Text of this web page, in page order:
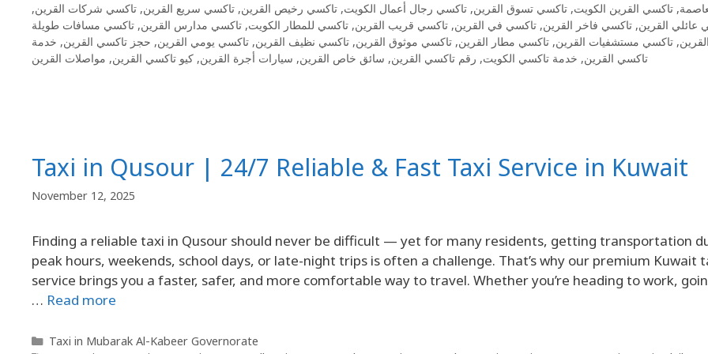
, تاكسي القرين الكويت, تاكسي تسوق القرين, تاكسي رجال أعمال الكويت, تاكسي رخيص القرين, تاكسي سريع القرين, تاكسي شركات القرين,
عائلي القرين, تاكسي فاخر القرين, تاكسي في القرين, تاكسي قريب القرين, تاكسي للمطار الكويت, تاكسي مدارس القرين, تاكسي مسافات طويلة
القرين, تاكسي مستشفيات القرين, تاكسي مطار القرين, تاكسي موثوق القرين, تاكسي نظيف القرين, تاكسي يومي القرين, حجز تاكسي القرين, خدمة
تاكسي القرين, خدمة تاكسي الكويت, رقم تاكسي القرين, سائق خاص القرين, سيارات أجرة القرين, كيو تاكسي القرين, مواصلات القرين
Taxi in Qusour | 24/7 Reliable & Fast Taxi Service in Kuwait
November 12, 2025
Finding a reliable taxi in Qusour should never be difficult — yet for many residents, getting transportation
peak hours, weekends, school days, or late-night trips is often a challenge. That’s why our premium Kuwait
service brings you a faster, safer, and more comfortable way to travel. Whether you’re heading to work,
… Read more
Taxi in Mubarak Al-Kabeer Governorate